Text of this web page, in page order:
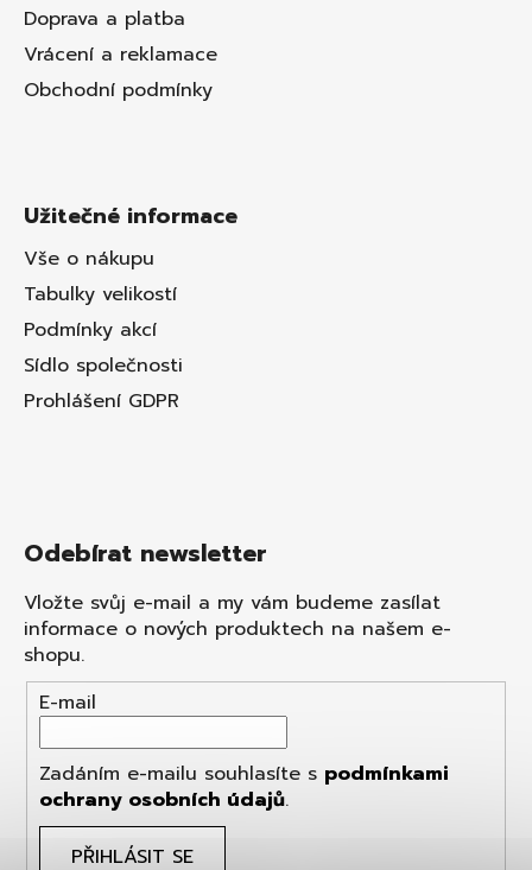
Doprava a platba
Vrácení a reklamace
Obchodní podmínky
Užitečné informace
Vše o nákupu
Tabulky velikostí
Podmínky akcí
Sídlo společnosti
Prohlášení GDPR
Odebírat newsletter
Vložte svůj e-mail a my vám budeme zasílat
informace o nových produktech na našem e-
shopu.
E-mail
Zadáním e-mailu souhlasíte s podmínkami
ochrany osobních údajů.
PŘIHLÁSIT SE